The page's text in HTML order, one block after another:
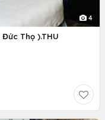
4
Thọ ).THU